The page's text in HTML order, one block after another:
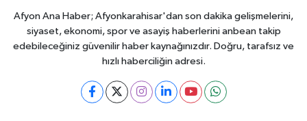
Afyon Ana Haber; Afyonkarahisar'dan son dakika gelişmelerini,
siyaset, ekonomi, spor ve asayiş haberlerini anbean takip
edebileceğiniz güvenilir haber kaynağınızdır. Doğru, tarafsız ve
hızlı haberciliğin adresi.